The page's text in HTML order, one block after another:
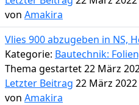
von Amakira
Vlies 900 abzugeben in NS,
Kategorie: Bautechnik:
Thema gestartet 22 März
Letzter Beitrag 22 März
von Amakira